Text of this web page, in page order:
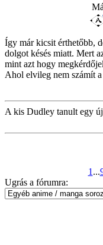
Így már kicsit érthetőbb,
dolgot késés miatt. Mert
mint azt hogy
Ahol elvileg nem számít a
A kis Dudley tanult egy
1 ...
Ugrás a fórumra: